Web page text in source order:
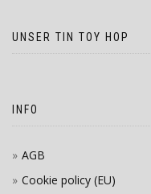
UNSER TIN TOY HOP
INFO
AGB
Cookie policy (EU)